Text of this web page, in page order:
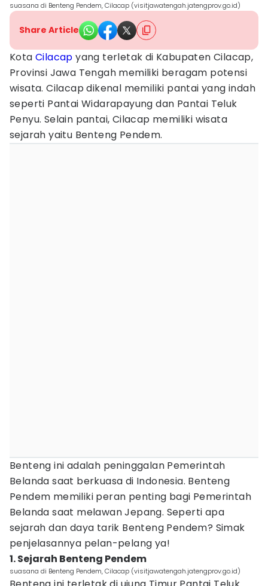
suasana di Benteng Pendem, Cilacap (visitjawatengah.jatengprov.go.id)
Share Article
Kota Cilacap yang terletak di Kabupaten Cilacap,
Provinsi Jawa Tengah memiliki beragam potensi
wisata. Cilacap dikenal memiliki pantai yang indah
seperti Pantai Widarapayung dan Pantai Teluk
Penyu. Selain pantai, Cilacap memiliki wisata
sejarah yaitu Benteng Pendem.
Benteng ini adalah peninggalan Pemerintah
Belanda saat berkuasa di Indonesia. Benteng
Pendem memiliki peran penting bagi Pemerintah
Belanda saat melawan Jepang. Seperti apa
sejarah dan daya tarik Benteng Pendem? Simak
penjelasannya pelan-pelang ya!
1. Sejarah Benteng Pendem
suasana di Benteng Pendem, Cilacap (visitjawatengah.jatengprov.go.id)